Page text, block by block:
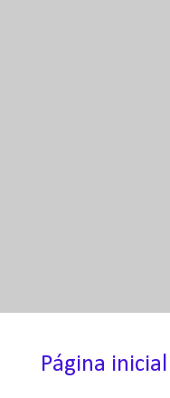
Página inicial